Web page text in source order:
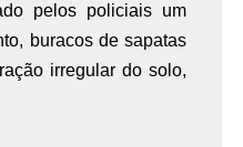
pelos policiais um
buracos de sapatas
irregular do solo,